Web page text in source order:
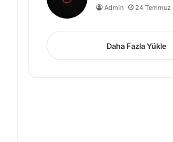
Admin 24 Temmuz
Daha Fazla Yükle